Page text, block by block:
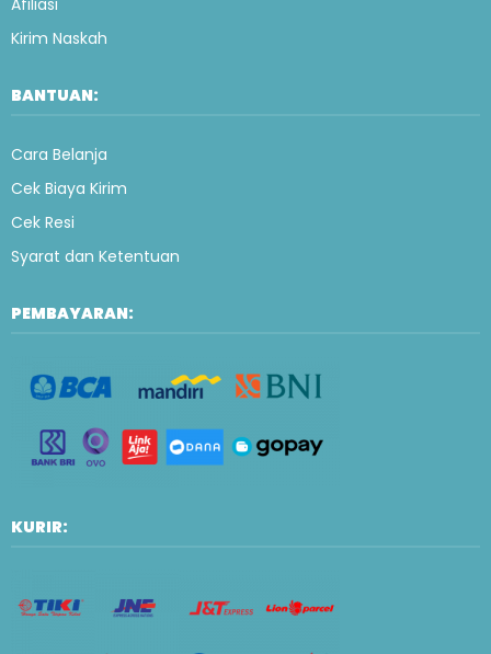
Afiliasi
Kirim Naskah
BANTUAN:
Cara Belanja
Cek Biaya Kirim
Cek Resi
Syarat dan Ketentuan
PEMBAYARAN:
KURIR: